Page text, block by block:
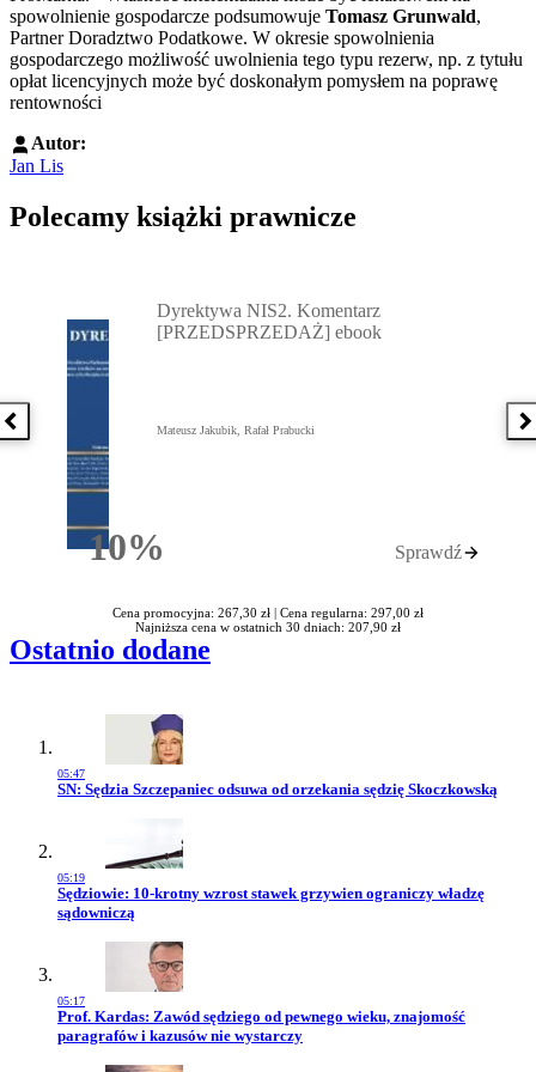
spowolnienie gospodarcze podsumowuje Tomasz Grunwald,
Partner Doradztwo Podatkowe. W okresie spowolnienia
gospodarczego możliwość uwolnienia tego typu rezerw, np. z tytułu
opłat licencyjnych może być doskonałym pomysłem na poprawę
rentowności
Autor:
Jan Lis
Polecamy książki prawnicze
Poprzednia książka
10%Rabatu
Dyrektywa NIS2. Komentarz
[PRZEDSPRZEDAŻ] ebook
Mateusz Jakubik, Rafał Prabucki
Sprawdź
Cena promocyjna: 267,30 zł | Cena regularna: 297,00 zł
Najniższa cena w ostatnich 30 dniach: 207,90 zł
Ostatnio dodane
05:47
Przejdź do artykułu:
SN: Sędzia Szczepaniec odsuwa od orzekania sędzię Skoczkowską
05:19
Przejdź do artykułu:
Sędziowie: 10-krotny wzrost stawek grzywien ograniczy władzę
sądowniczą
05:17
Przejdź do artykułu:
Prof. Kardas: Zawód sędziego od pewnego wieku, znajomość
paragrafów i kazusów nie wystarczy